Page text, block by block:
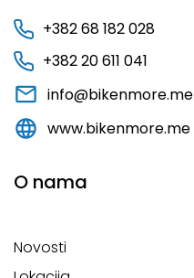
+382 68 182 028
+382 20 611 041
info@bikenmore.me
www.bikenmore.me
O nama
Novosti